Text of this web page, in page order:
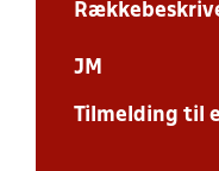
JM
Tilmelding til